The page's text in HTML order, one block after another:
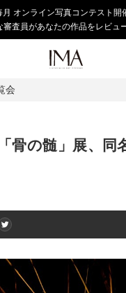
⽉ オンライン写真コンテスト開
審査員があなたの作品をレビュ
会
骨の髄」展、同